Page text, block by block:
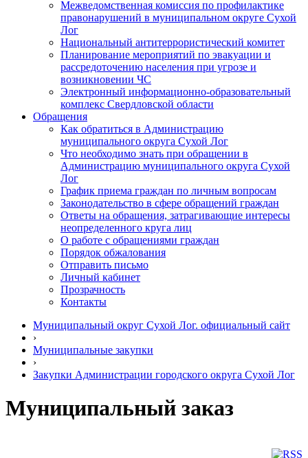
Межведомственная комиссия по профилактике
правонарушений в муниципальном округе Сухой
Лог
Национальный антитеррористический комитет
Планирование мероприятий по эвакуации и
рассредоточению населения при угрозе и
возникновении ЧС
Электронный информационно-образовательный
комплекс Свердловской области
Обращения
Как обратиться в Администрацию
муниципального округа Сухой Лог
Что необходимо знать при обращении в
Администрацию муниципального округа Сухой
Лог
График приема граждан по личным вопросам
Законодательство в сфере обращений граждан
Ответы на обращения, затрагивающие интересы
неопределенного круга лиц
О работе с обращениями граждан
Порядок обжалования
Отправить письмо
Личный кабинет
Прозрачность
Контакты
Муниципальный округ Сухой Лог. официальный сайт
›
Муниципальные закупки
›
Закупки Администрации городского округа Сухой Лог
Муниципальный заказ